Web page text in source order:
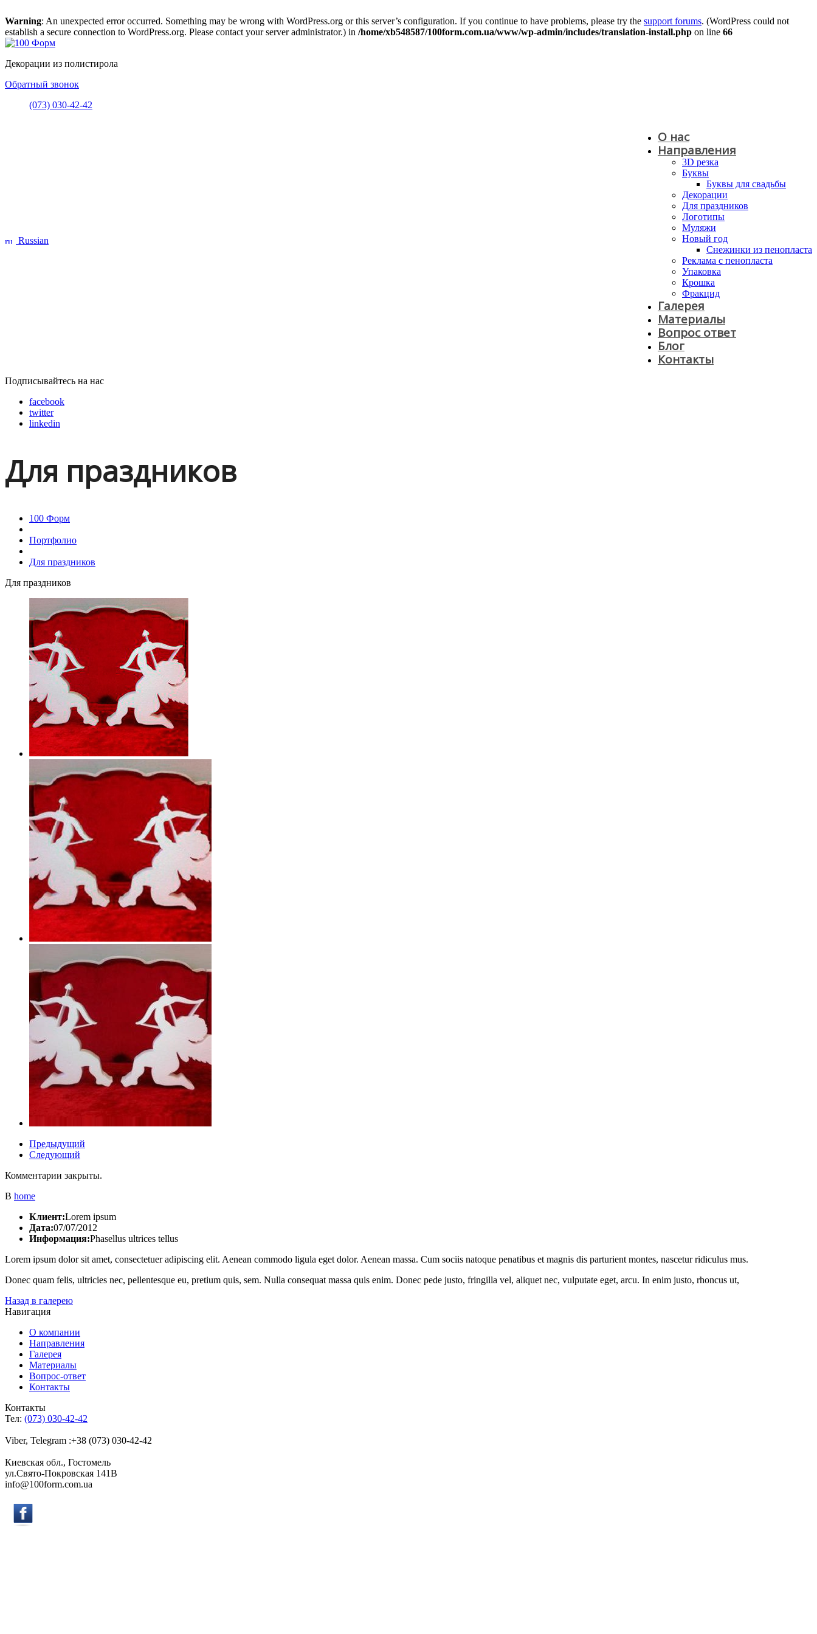
Warning: An unexpected error occurred. Something may be wrong with WordPress.org or this server’s configuration. If you continue to have problems, please try the support forums. (WordPress could not
establish a secure connection to WordPress.org. Please contact your server administrator.) in /home/xb548587/100form.com.ua/www/wp-admin/includes/translation-install.php on line 66
Декорации из полистирола
Обратный звонок
(073) 030-42-42
Russian
О нас
Направления
3D резка
Буквы
Буквы для свадьбы
Декорации
Для праздников
Логотипы
Муляжи
Новый год
Снежинки из пенопласта
Реклама с пенопласта
Упаковка
Крошка
Фракцид
Галерея
Материалы
Вопрос ответ
Блог
Контакты
Подписывайтесь на нас
facebook
twitter
linkedin
Для праздников
100 Форм
Портфолио
Для праздников
Для праздников
Предыдущий
Следующий
Комментарии закрыты.
В home
Клиент:Lorem ipsum
Дата:07/07/2012
Информация:Phasellus ultrices tellus
Lorem ipsum dolor sit amet, consectetuer adipiscing elit. Aenean commodo ligula eget dolor. Aenean massa. Cum sociis natoque penatibus et magnis dis parturient montes, nascetur ridiculus mus.
Donec quam felis, ultricies nec, pellentesque eu, pretium quis, sem. Nulla consequat massa quis enim. Donec pede justo, fringilla vel, aliquet nec, vulputate eget, arcu. In enim justo, rhoncus ut,
Назад в галерею
Навигация
О компании
Направления
Галерея
Материалы
Вопрос-ответ
Контакты
Контакты
Тел: (073) 030-42-42
Viber, Telegram :+38 (073) 030-42-42
Киевская обл., Гостомель
ул.Свято-Покровская 141B
info@100form.com.ua